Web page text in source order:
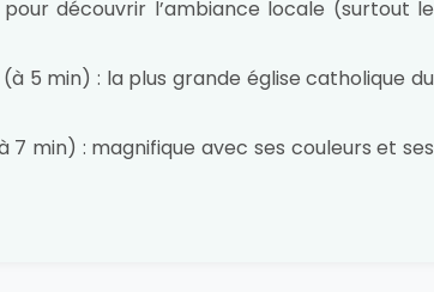
découvrir l’ambiance locale (surtout le
5 min) : la plus grande église catholique du
7 min) : magnifique avec ses couleurs et ses